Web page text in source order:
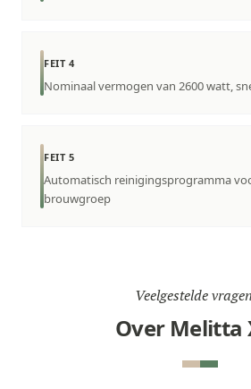
FEIT 4
Nominaal vermogen van 2600 watt,
FEIT 5
Automatisch reinigingsprogramma
brouwgroep
Veelgestelde
Over Melitta